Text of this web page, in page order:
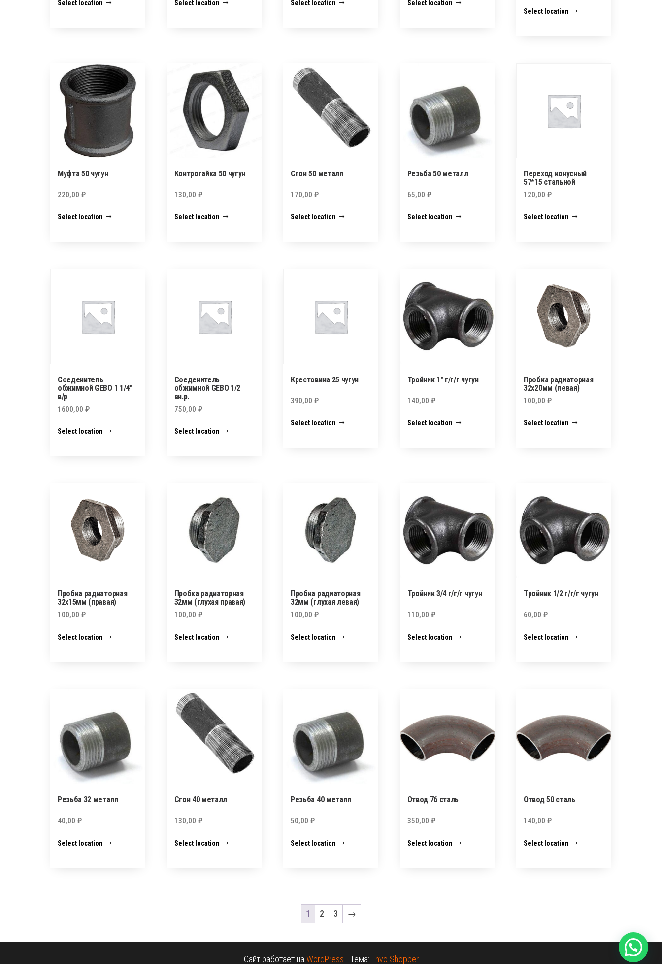
Select location Select location Select location Select location
Select location
Муфта 50 чугун
220,00 ₽
Select location
Контрогайка 50 чугун
130,00 ₽
Select location
Сгон 50 металл
170,00₽
Select location
Резьба 50 металл
65,00 ₽
Select location
Переход конусный
57*15 стальной
120,00₽
Select location
Соеденитель
обжимной GEBO 1 1/4″
в/р
1600,00 ₽
Select location
Соеденитель
обжимной GEBO 1/2
вн.р.
750,00 ₽
Select location
Крестовина 25 чугун
390,00₽
Select location
Тройник 1″ г/г/г чугун
140,00 ₽
Select location
Пробка радиаторная
32х20мм (левая)
100,00₽
Select location
Пробка радиаторная
32х15мм (правая)
100,00 ₽
Select location
Пробка радиаторная
32мм (глухая правая)
100,00 ₽
Select location
Пробка радиаторная
32мм (глухая левая)
100,00₽
Select location
Тройник 3/4 г/г/г чугун
110,00 ₽
Select location
Тройник 1/2 г/г/г чугун
60,00₽
Select location
Резьба 32 металл
40,00 ₽
Select location
Сгон 40 металл
130,00 ₽
Select location
Резьба 40 металл
50,00₽
Select location
Отвод 76 сталь
350,00 ₽
Select location
Отвод 50 сталь
140,00₽
Select location
1 2 3 →
Сайт работает на WordPress | Тема: Envo Shopper